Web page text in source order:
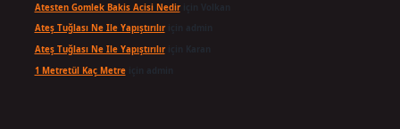
Atesten Gomlek Bakis Acisi Nediriçin
Ateş Tuğlası Ne Ile Yapıştırılıriçin
Ateş Tuğlası Ne Ile Yapıştırılıriçin
1 Metretül Kaç Metreiçin